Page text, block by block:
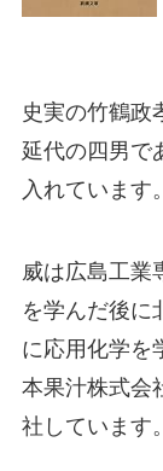
史実の竹鶴政
延代の四男で
入れています。
威は広島工業
を学んだ後に
に応用化学を
本果汁株式会
社しています。